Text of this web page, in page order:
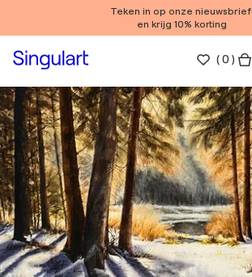
Teken in op onze nieuwsbrief
en krijg 10% korting
(0 )